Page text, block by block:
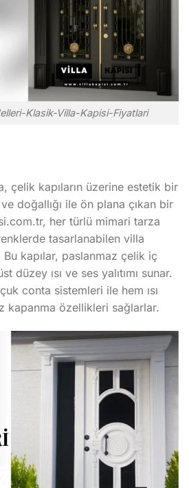
Klasik-Villa-Kapisi-Fiyatlari
çelik kapıların üzerine estetik bir
doğallığı ile ön plana çıkan bir
her türlü mimari tarza
tasarlanabilen villa
Bu kapılar, paslanmaz çelik iç
düzey ısı ve ses yalıtımı sunar.
conta sistemleri ile hem ısı
kapanma özellikleri sağlarlar.